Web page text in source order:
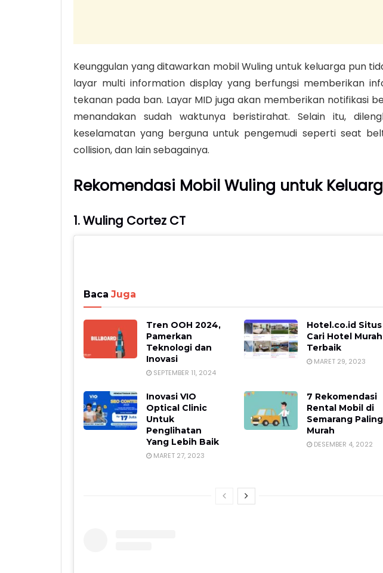
Keunggulan yang ditawarkan mobil Wuling untuk keluarga pun
layar multi information display yang berfungsi memberikan
tekanan pada ban. Layar MID juga akan memberikan notifikasi
menandakan sudah waktunya beristirahat. Selain itu,
keselamatan yang berguna untuk pengemudi seperti seat
collision, dan lain sebagainya.
Rekomendasi Mobil Wuling untuk
1. Wuling Cortez CT
Baca Juga
Tren OOH 2024,
Pamerkan
Teknologi dan
Inovasi
SEPTEMBER 11, 2024
Hotel.co.id Situs
Cari Hotel Murah
Terbaik
MARET 29, 2023
Inovasi VIO
Optical Clinic
Untuk
Penglihatan
Yang Lebih Baik
MARET 27, 2023
7 Rekomendasi
Rental Mobil di
Semarang Paling
Murah
DESEMBER 4, 2022